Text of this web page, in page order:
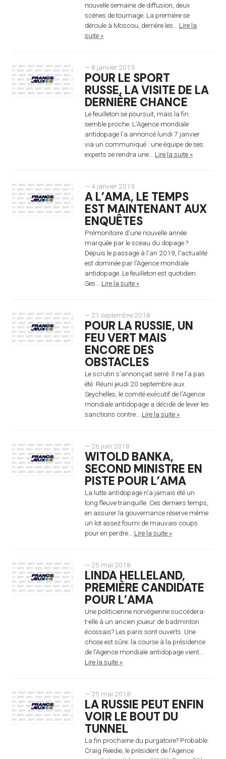
nouvelle semaine de diffusion, deux
scènes de tournage. La première se
déroule à Moscou, derrière les... Lire la
suite »
— 8 janvier 2019
POUR LE SPORT
RUSSE, LA VISITE DE LA
DERNIÈRE CHANCE
Le feuilleton se poursuit, mais la fin
semble proche. L’Agence mondiale
antidopage l’a annoncé lundi 7 janvier
via un communiqué : une équipe de ses
experts se rendra une... Lire la suite »
— 4 janvier 2019
A L’AMA, LE TEMPS
EST MAINTENANT AUX
ENQUÊTES
Prémonitoire d’une nouvelle année
marquée par le sceau du dopage ?
Depuis le passage à l’an 2019, l’actualité
est dominée par l’Agence mondiale
antidopage. Le feuilleton est quotidien.
Ses... Lire la suite »
— 21 septembre 2018
POUR LA RUSSIE, UN
FEU VERT MAIS
ENCORE DES
OBSTACLES
Le scrutin s’annonçait serré. Il ne l’a pas
été. Réuni jeudi 20 septembre aux
Seychelles, le comité exécutif de l’Agence
mondiale antidopage a décidé de lever les
sanctions contre... Lire la suite »
— 26 juin 2018
WITOLD BANKA,
SECOND MINISTRE EN
PISTE POUR L’AMA
La lutte antidopage n’a jamais été un
long fleuve tranquille. Ces derniers temps,
en assurer la gouvernance réserve même
un lot assez fourni de mauvais coups
pour en perdre... Lire la suite »
— 25 mai 2018
LINDA HELLELAND,
PREMIÈRE CANDIDATE
POUR L’AMA
Une politicienne norvégienne succédera-
t-elle à un ancien joueur de badminton
écossais? Les paris sont ouverts. Une
chose est sûre: la course à la présidence
de l’Agence mondiale antidopage vient...
Lire la suite »
— 25 mai 2018
LA RUSSIE PEUT ENFIN
VOIR LE BOUT DU
TUNNEL
La fin prochaine du purgatoire? Probable.
Craig Reedie, le président de l’Agence